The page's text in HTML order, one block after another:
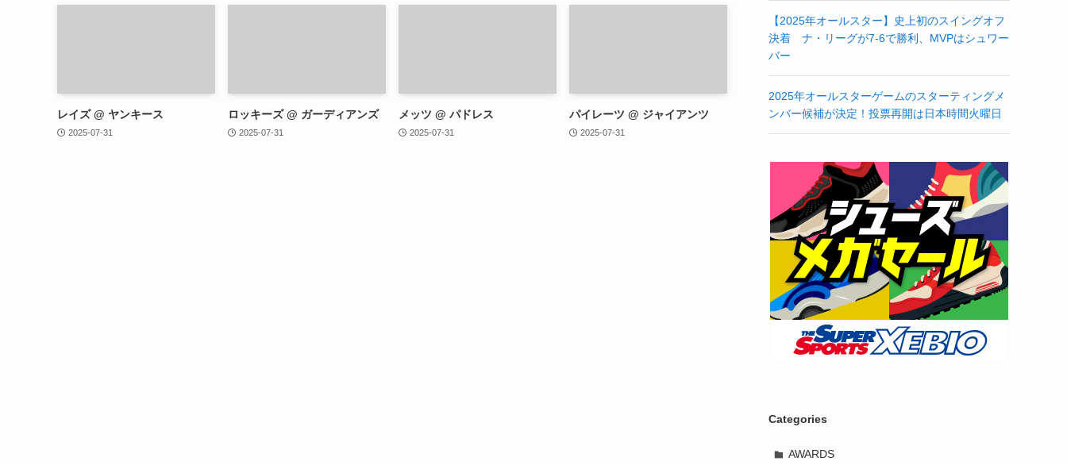
レイズ @ ヤンキース
2025-07-31
ロッキーズ @ ガーディアンズ
2025-07-31
メッツ @ パドレス
2025-07-31
パイレーツ @ ジャイアンツ
2025-07-31
【2025年オールスター】史上初のスイングオフ
決着 ナ・リーグが7-6で勝利、MVPはシュワー
バー
2025年オールスターゲームのスターティングメ
ンバー候補が決定！投票再開は日本時間火曜日
Categories
AWARDS